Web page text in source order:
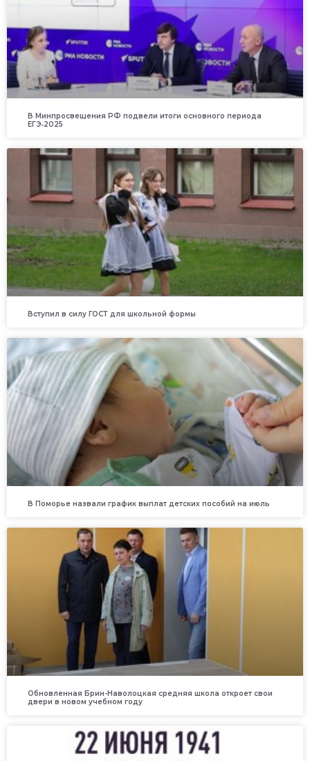
В Минпросвещения РФ подвели итоги основного периода
ЕГЭ‑2025
Вступил в силу ГОСТ для школьной формы
В Поморье назвали график выплат детских пособий на июль
Обновленная Брин-Наволоцкая средняя школа откроет свои
двери в новом учебном году